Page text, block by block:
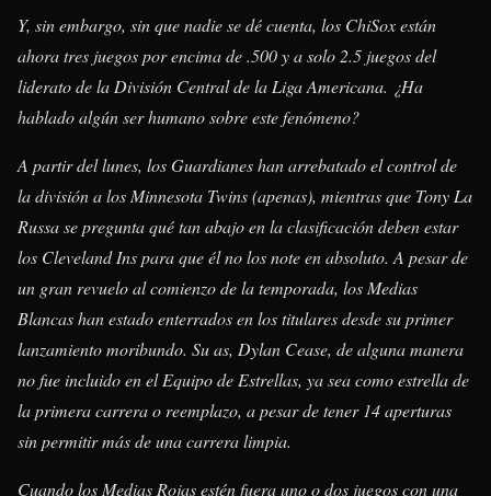
Y, sin embargo, sin que nadie se dé cuenta, los ChiSox están
ahora tres juegos por encima de .500 y a solo 2.5 juegos del
liderato de la División Central de la Liga Americana. ¿Ha
hablado algún ser humano sobre este fenómeno?
A partir del lunes, los Guardianes han arrebatado el control de
la división a los Minnesota Twins (apenas), mientras que Tony La
Russa se pregunta qué tan abajo en la clasificación deben estar
los Cleveland Ins para que él no los note en absoluto. A pesar de
un gran revuelo al comienzo de la temporada, los Medias
Blancas han estado enterrados en los titulares desde su primer
lanzamiento moribundo. Su as, Dylan Cease, de alguna manera
no fue incluido en el Equipo de Estrellas, ya sea como estrella de
la primera carrera o reemplazo, a pesar de tener 14 aperturas
sin permitir más de una carrera limpia.
Cuando los Medias Rojas estén fuera uno o dos juegos con una